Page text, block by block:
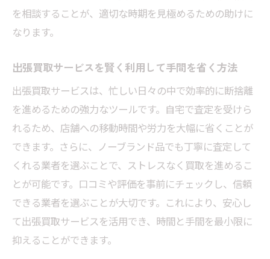
を相談することが、適切な時期を見極めるための助けに
なります。
出張買取サービスを賢く利用して手間を省く方法
出張買取サービスは、忙しい日々の中で効率的に断捨離
を進めるための強力なツールです。自宅で査定を受けら
れるため、店舗への移動時間や労力を大幅に省くことが
できます。さらに、ノーブランド品でも丁寧に査定して
くれる業者を選ぶことで、ストレスなく買取を進めるこ
とが可能です。口コミや評価を事前にチェックし、信頼
できる業者を選ぶことが大切です。これにより、安心し
て出張買取サービスを活用でき、時間と手間を最小限に
抑えることができます。